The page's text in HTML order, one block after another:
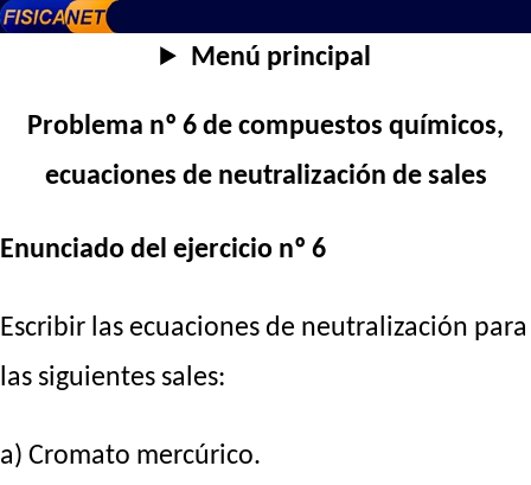
Menú principal
Problema nº 6 de compuestos químicos,
ecuaciones de neutralización de sales
Enunciado del ejercicio nº 6
Escribir las ecuaciones de neutralización para
las siguientes sales:
a) Cromato mercúrico.